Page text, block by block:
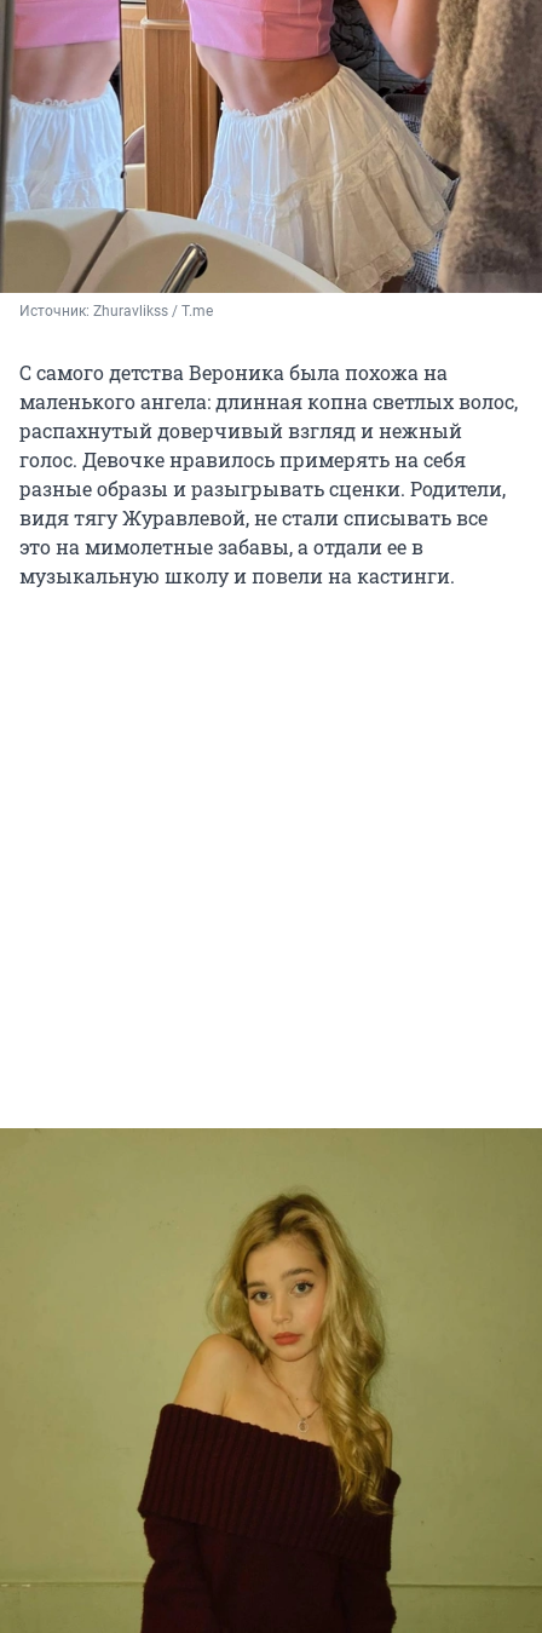
Источник: Zhuravlikss / T.me
С самого детства Вероника была похожа на
маленького ангела: длинная копна светлых волос,
распахнутый доверчивый взгляд и нежный
голос. Девочке нравилось примерять на себя
разные образы и разыгрывать сценки. Родители,
видя тягу Журавлевой, не стали списывать все
это на мимолетные забавы, а отдали ее в
музыкальную школу и повели на кастинги.